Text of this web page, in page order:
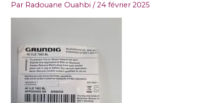
Par Radouane Ouahbi/24 février 2025